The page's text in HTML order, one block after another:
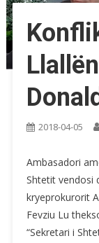
2018-04-05
Ambasadori
Shtetit vendosi
kryeprokurorit
Fevziu Lu
“Sekretari i